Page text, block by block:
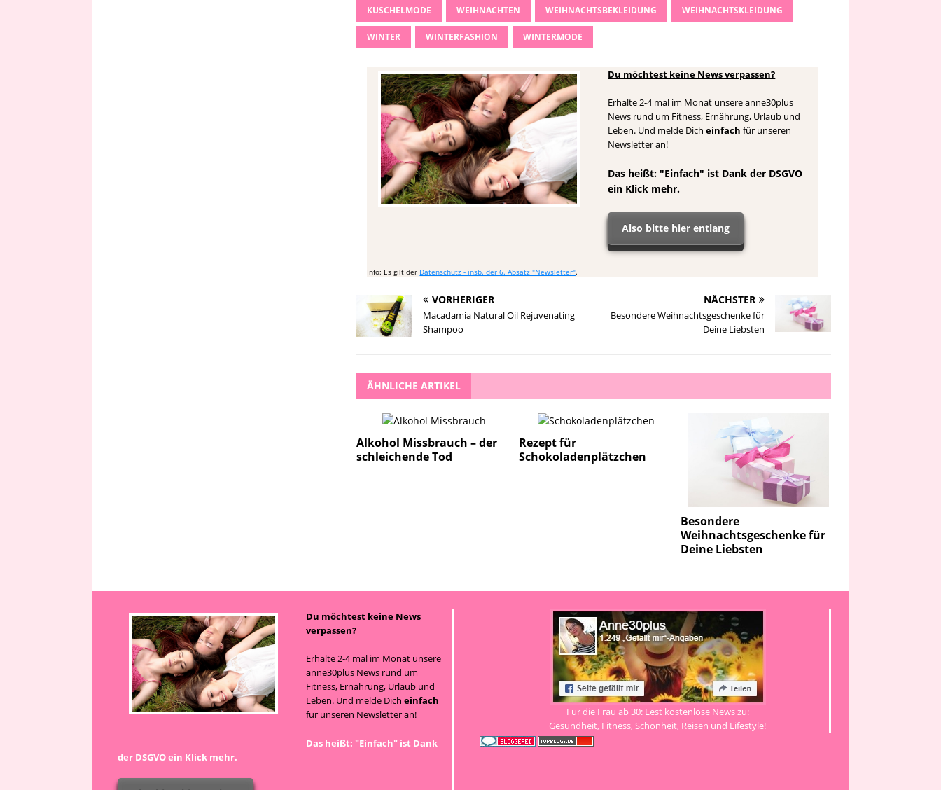
KUSCHELMODE WEIHNACHTEN WEIHNACHTSBEKLEIDUNG WEIHNACHTSKLEIDUNG
WINTER WINTERFASHION WINTERMODE
Du möchtest keine News verpassen?
Erhalte 2-4 mal im Monat unsere anne30plus
News rund um Fitness, Ernährung, Urlaub und
Leben. Und melde Dicheinfach für unseren
Newsletter an!
Das heißt: "Einfach" ist Dank der DSGVO
ein Klick mehr.
Also bitte hier entlang
Info: Es gilt der Datenschutz - insb. der 6. Absatz "Newsletter".
VORHERIGER
Macadamia Natural Oil Rejuvenating
Shampoo
NÄCHSTER
Besondere Weihnachtsgeschenke für
Deine Liebsten
ÄHNLICHE ARTIKEL
Alkohol Missbrauch – der
schleichende Tod
Rezept für
Schokoladenplätzchen
Besondere
Weihnachtsgeschenke für
Deine Liebsten
Du möchtest keine News
verpassen?
Erhalte 2-4 mal im Monat unsere
anne30plus News rund um
Fitness, Ernährung, Urlaub und
Leben. Und melde Dich einfach
für unseren Newsletter an!
Das heißt: "Einfach" ist Dank
der DSGVO ein Klick mehr.
Für die Frau ab 30: Lest kostenlose News zu:
Gesundheit, Fitness, Schönheit, Reisen und Lifestyle!